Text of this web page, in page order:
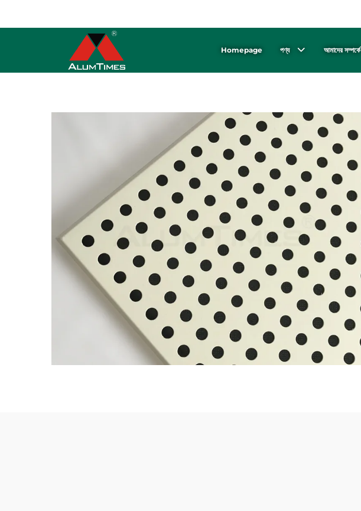
Homepage পণ্য আমাদের সম্পর্কে